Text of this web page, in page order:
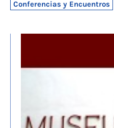
Conferencias y Encuentros